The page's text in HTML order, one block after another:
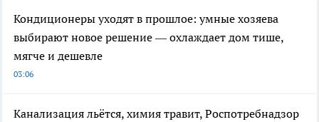
Кондиционеры уходят в прошлое: умные хозяева
выбирают новое решение — охлаждает дом тише,
мягче и дешевле
03:06
Канализация льётся, химия травит, Роспотребнадзор